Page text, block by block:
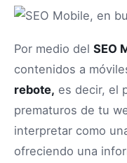
Por medio del SEO
contenidos a
rebote, es decir, el
prematuros de tu
interpretar como
ofreciendo una